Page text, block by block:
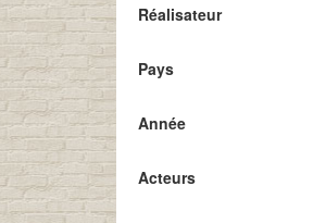
Réalisateur
Pays
Année
Acteurs